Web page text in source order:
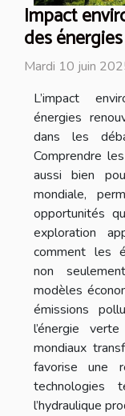
Impact
des
Mardi 10 juin
L’impact
énergies
dans les
Comprendre
aussi bien
mondiale,
opportunités
exploration
comment les
non
modèles
émissions
l’énergie
mondiaux
favorise une
technologies
l’hydraulique